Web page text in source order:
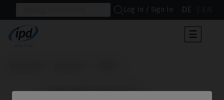
Log In / Sign In DE
der
☰
                      Angussfähige Abutments